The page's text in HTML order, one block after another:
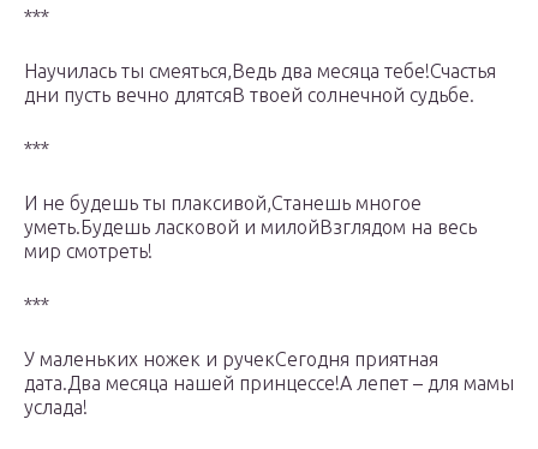
***
Научилась ты смеяться,Ведь два месяца тебе!Счастья
дни пусть вечно длятсяВ твоей солнечной судьбе.
***
И не будешь ты плаксивой,Станешь многое
уметь.Будешь ласковой и милойВзглядом на весь
мир смотреть!
***
У маленьких ножек и ручекСегодня приятная
дата.Два месяца нашей принцессе!А лепет – для мамы
услада!